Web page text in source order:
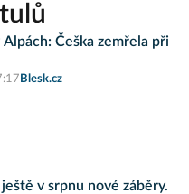
Češka zemřela při
Blesk.cz
v srpnu nové záběry.